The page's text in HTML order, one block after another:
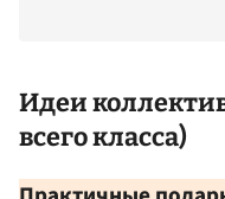
Идеи
всего класса)